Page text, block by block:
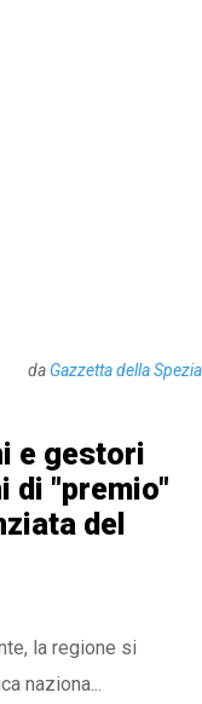
da Gazzetta della Spezia
e gestori
di "premio"
del
la regione si
naziona...